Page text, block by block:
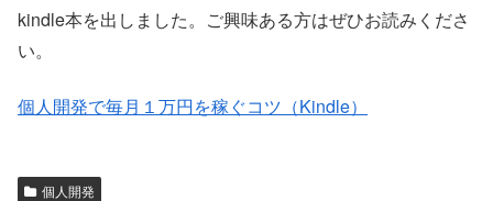
kindle本を出しました。ご興味ある方はぜひお読みくださ
い。
個人開発で毎月１万円を稼ぐコツ（Kindle）
個人開発